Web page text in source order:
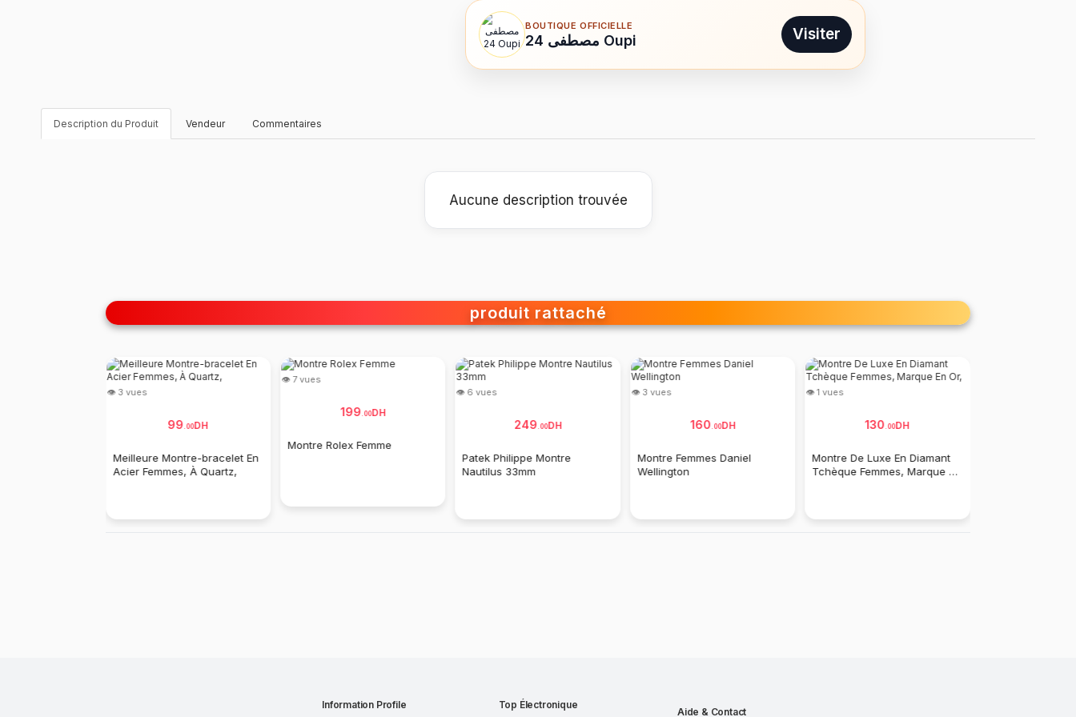
BOUTIQUE OFFICIELLE
مصطفى 24 Oupi Visiter
Description du Produit Vendeur Commentaires
Aucune description trouvée
produit rattaché
👁 3 vues
99.00DH
Meilleure Montre-bracelet En
Acier Femmes, À Quartz,
👁 7 vues
199.00DH
Montre Rolex Femme
👁 6 vues
249.00DH
Patek Philippe Montre
Nautilus 33mm
👁 3 vues
160.00DH
Montre Femmes Daniel
Wellington
👁 1 vues
130.00DH
Montre De Luxe En Diamant
Tchèque Femmes, Marque En
Information Profile Top Électronique
Aide & Contact